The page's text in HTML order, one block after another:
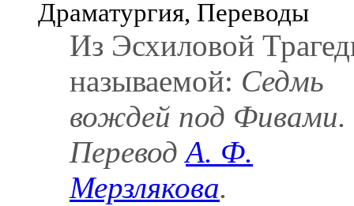
Драматургия, Переводы
Из Эсхиловой
называемой: Седмь
вождей под Фивами.
ПереводА. Ф.
Мерзлякова.